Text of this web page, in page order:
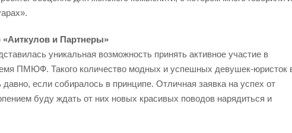
и Партнеры»
уникальная возможность принять активное участие в
ПМЮФ. Такого количество модных и успешных девушек-юристок
если собиралось в принципе. Отличная заявка на успех от
буду ждать от них новых красивых поводов нарядиться и